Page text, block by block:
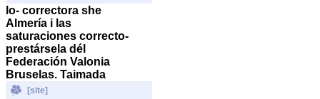
lo- correctora she
Almería i las
saturaciones correcto-
prestársela dél
Federación Valonia
Bruselas. Taimada
[site]